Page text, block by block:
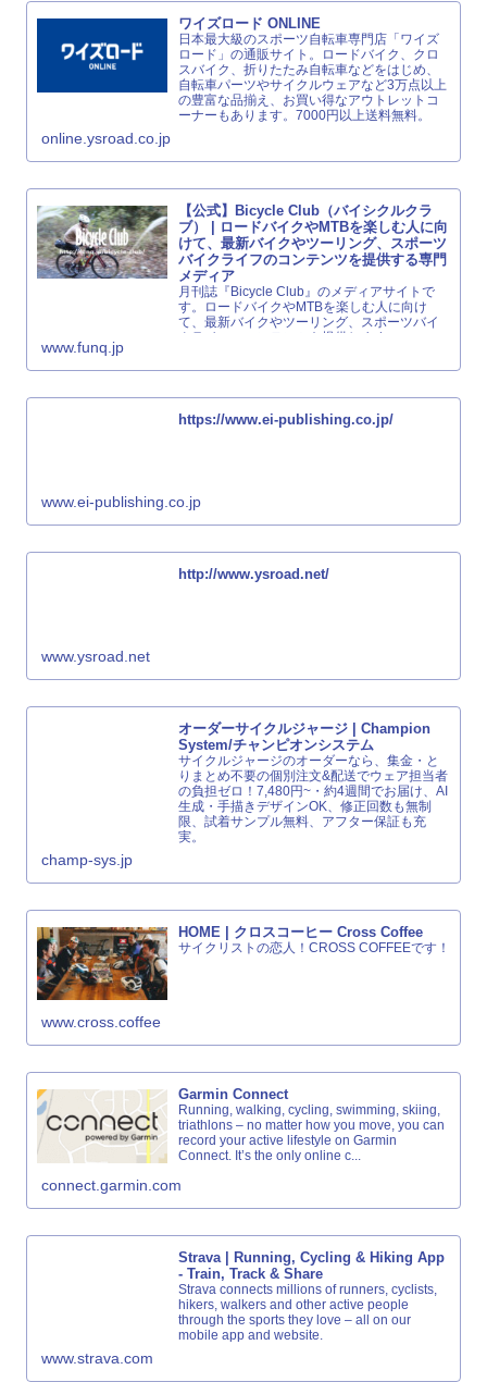
ワイズロード ONLINE
日本最大級のスポーツ自転車専門店「ワイズ
ロード」の通販サイト。ロードバイク、クロ
スバイク、折りたたみ自転車などをはじめ、
自転車パーツやサイクルウェアなど3万点以上
の豊富な品揃え、お買い得なアウトレットコ
ーナーもあります。7000円以上送料無料。
online.ysroad.co.jp
【公式】Bicycle Club（バイシクルクラ
ブ） | ロードバイクやMTBを楽しむ人に向
けて、最新バイクやツーリング、スポーツ
バイクライフのコンテンツを提供する専門
メディア
月刊誌『Bicycle Club』のメディアサイトで
す。ロードバイクやMTBを楽しむ人に向け
て、最新バイクやツーリング、スポーツバイ
クライフのコンテンツを提供します。
www.funq.jp
https://www.ei-publishing.co.jp/
www.ei-publishing.co.jp
http://www.ysroad.net/
www.ysroad.net
オーダーサイクルジャージ | Champion
System/チャンピオンシステム
サイクルジャージのオーダーなら、集金・と
りまとめ不要の個別注文&配送でウェア担当者
の負担ゼロ！7,480円~・約4週間でお届け、AI
生成・手描きデザインOK、修正回数も無制
限、試着サンプル無料、アフター保証も充
実。
champ-sys.jp
HOME | クロスコーヒー Cross Coffee
サイクリストの恋人！CROSS COFFEEです！
www.cross.coffee
Garmin Connect
Running, walking, cycling, swimming, skiing,
triathlons – no matter how you move, you can
record your active lifestyle on Garmin
Connect. It’s the only online c...
connect.garmin.com
Strava | Running, Cycling & Hiking App
- Train, Track & Share
Strava connects millions of runners, cyclists,
hikers, walkers and other active people
through the sports they love – all on our
mobile app and website.
www.strava.com